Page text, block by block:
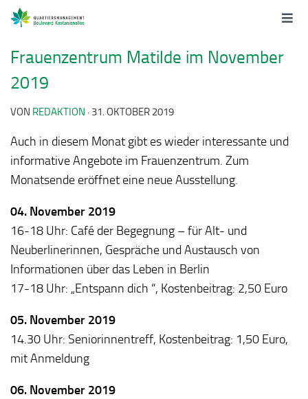
Frauenzentrum Matilde im November
2019
VON REDAKTION · 31. OKTOBER 2019
Auch in diesem Monat gibt es wieder interessante und
informative Angebote im Frauenzentrum. Zum
Monatsende eröffnet eine neue Ausstellung.
04. November 2019
16-18 Uhr: Café der Begegnung – für Alt- und
Neuberlinerinnen, Gespräche und Austausch von
Informationen über das Leben in Berlin
17-18 Uhr: „Entspann dich “, Kostenbeitrag: 2,50 Euro
05. November 2019
14.30 Uhr: Seniorinnentreff, Kostenbeitrag: 1,50 Euro,
mit Anmeldung
06. November 2019